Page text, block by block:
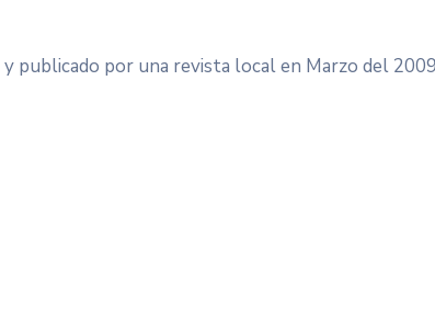
publicado por una revista local en Marzo del